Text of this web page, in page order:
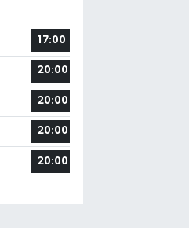
17:00
20:00
20:00
20:00
20:00